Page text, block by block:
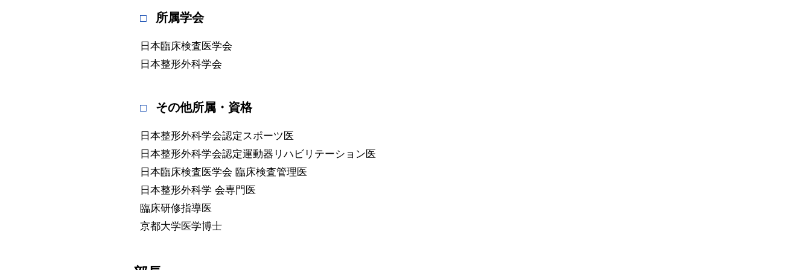
所属学会
日本臨床検査医学会
日本整形外科学会
その他所属・資格
日本整形外科学会認定スポーツ医
日本整形外科学会認定運動器リハビリテーション医
日本臨床検査医学会 臨床検査管理医
日本整形外科学 会専門医
臨床研修指導医
京都大学医学博士